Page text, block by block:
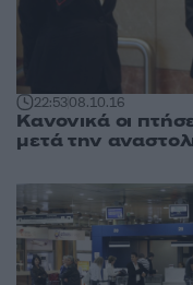
22:5308.10.16
Κανονικά οι
μετά την